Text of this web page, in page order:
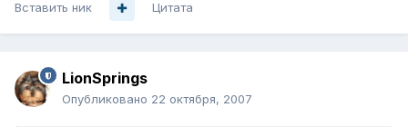
Вставить ник Цитата
LionSprings
Опубликовано 22 октября, 2007